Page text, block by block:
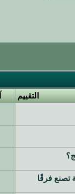
التقييم
تصنع فرقًا